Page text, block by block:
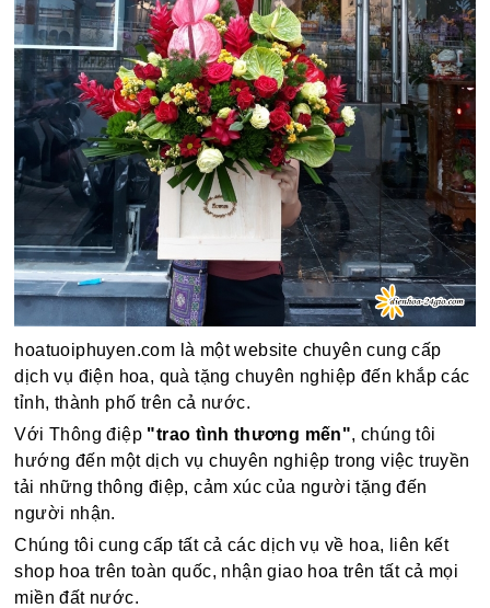
hoatuoiphuyen.com là một website chuyên cung cấp
dịch vụ điện hoa, quà tặng chuyên nghiệp đến khắp các
tỉnh, thành phố trên cả nước.
Với Thông điệp "trao tình thương mến", chúng tôi
hướng đến một dịch vụ chuyên nghiệp trong việc truyền
tải những thông điệp, cảm xúc của người tặng đến
người nhận.
Chúng tôi cung cấp tất cả các dịch vụ về hoa, liên kết
shop hoa trên toàn quốc, nhận giao hoa trên tất cả mọi
miền đất nước.